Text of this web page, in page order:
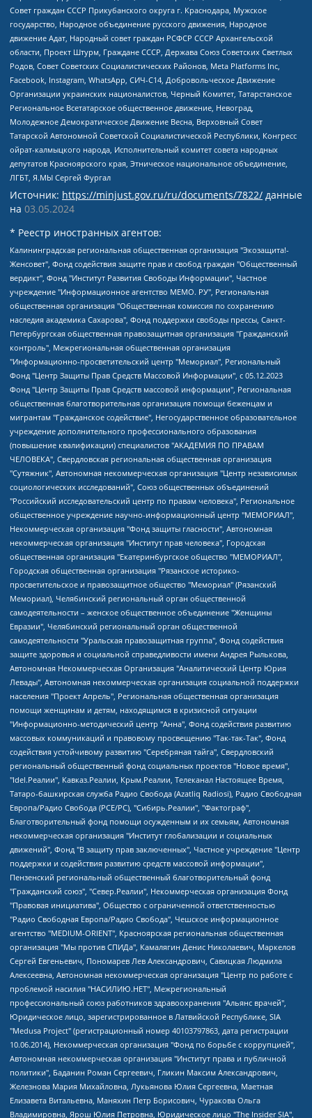
Совет граждан СССР Прикубанского округа г. Краснодара, Мужское
государство, Народное объединение русского движения, Народное
движение Адат, Народный совет граждан РСФСР СССР Архангельской
области, Проект Штурм, Граждане СССР, Держава Союз Советских Светлых
Родов, Совет Советских Социалистических Районов, Meta Platforms Inc,
Facebook, Instagram, WhatsApp, СИЧ-С14, Добровольческое Движение
Организации украинских националистов, Черный Комитет, Татарстанское
Региональное Всетатарское общественное движение, Невоград,
Молодежное Демократическое Движение Весна, Верховный Совет
Татарской Автономной Советской Социалистической Республики, Конгресс
ойрат-калмыцкого народа, Исполнительный комитет совета народных
депутатов Красноярского края, Этническое национальное объединение,
ЛГБТ, Я.МЫ Сергей Фургал
Источник: https://minjust.gov.ru/ru/documents/7822/ данные
на 03.05.2024
* Реестр иностранных агентов:
Калининградская региональная общественная организация "Экозащита!-Женсовет", Фонд содействия защите прав и свобод граждан "Общественный вердикт", Фонд "Институт Развития Свободы Информации", Частное учреждение "Информационное агентство МЕМО. РУ", Региональная общественная организация "Общественная комиссия по сохранению наследия академика Сахарова", Фонд поддержки свободы прессы, Санкт-Петербургская общественная правозащитная организация "Гражданский контроль", Межрегиональная общественная организация "Информационно-просветительский центр "Мемориал", Региональный Фонд "Центр Защиты Прав Средств Массовой Информации", с 05.12.2023 Фонд "Центр Защиты Прав Средств массовой информации", Региональная общественная благотворительная организация помощи беженцам и мигрантам "Гражданское содействие", Негосударственное образовательное учреждение дополнительного профессионального образования (повышение квалификации) специалистов "АКАДЕМИЯ ПО ПРАВАМ ЧЕЛОВЕКА", Свердловская региональная общественная организация "Сутяжник", Автономная некоммерческая организация "Центр независимых социологических исследований", Союз общественных объединений "Российский исследовательский центр по правам человека", Региональное общественное учреждение научно-информационный центр "МЕМОРИАЛ", Некоммерческая организация "Фонд защиты гласности", Автономная некоммерческая организация "Институт прав человека", Городская общественная организация "Екатеринбургское общество "МЕМОРИАЛ", Городская общественная организация "Рязанское историко-просветительское и правозащитное общество "Мемориал" (Рязанский Мемориал), Челябинский региональный орган общественной самодеятельности – женское общественное объединение "Женщины Евразии", Челябинский региональный орган общественной самодеятельности "Уральская правозащитная группа", Фонд содействия защите здоровья и социальной справедливости имени Андрея Рылькова, Автономная Некоммерческая Организация "Аналитический Центр Юрия Левады", Автономная некоммерческая организация социальной поддержки населения "Проект Апрель", Региональная общественная организация помощи женщинам и детям, находящимся в кризисной ситуации "Информационно-методический центр "Анна", Фонд содействия развитию массовых коммуникаций и правовому просвещению "Так-так-Так", Фонд содействия устойчивому развитию "Серебряная тайга", Свердловский региональный общественный фонд социальных проектов "Новое время", "Idel.Реалии", Кавказ.Реалии, Крым.Реалии, Телеканал Настоящее Время, Татаро-башкирская служба Радио Свобода (Azatliq Radiosi), Радио Свободная Европа/Радио Свобода (PCE/PC), "Сибирь.Реалии", "Фактограф", Благотворительный фонд помощи осужденным и их семьям, Автономная некоммерческая организация "Институт глобализации и социальных движений", Фонд "В защиту прав заключенных", Частное учреждение "Центр поддержки и содействия развитию средств массовой информации", Пензенский региональный общественный благотворительный фонд "Гражданский союз", "Север.Реалии", Некоммерческая организация Фонд "Правовая инициатива", Общество с ограниченной ответственностью "Радио Свободная Европа/Радио Свобода", Чешское информационное агентство "MEDIUM-ORIENT", Красноярская региональная общественная организация "Мы против СПИДа", Камалягин Денис Николаевич, Маркелов Сергей Евгеньевич, Пономарев Лев Александрович, Савицкая Людмила Алексеевна, Автономная некоммерческая организация "Центр по работе с проблемой насилия "НАСИЛИЮ.НЕТ", Межрегиональный профессиональный союз работников здравоохранения "Альянс врачей", Юридическое лицо, зарегистрированное в Латвийской Республике, SIA "Medusa Project" (регистрационный номер 40103797863, дата регистрации 10.06.2014), Некоммерческая организация "Фонд по борьбе с коррупцией", Автономная некоммерческая организация "Институт права и публичной политики", Баданин Роман Сергеевич, Гликин Максим Александрович, Железнова Мария Михайловна, Лукьянова Юлия Сергеевна, Маетная Елизавета Витальевна, Маняхин Петр Борисович, Чуракова Ольга Владимировна, Ярош Юлия Петровна, Юридическое лицо "The Insider SIA", зарегистрированное в Риге, Латвийская Республика (дата регистрации 26.06.2015), являющееся администратором доменного имени интернет-издания "The Insider SIA", https://theins.ru, Постернак Алексей Евгеньевич, Рубин Михаил Аркадьевич, Анин Роман Александрович, Юридическое лицо Istories fonds, зарегистрированное в Латвийской Республике (регистрационный номер 50008295751, дата регистрации 24.02.2020), Великовский Дмитрий Александрович, Долинина Ирина Николаевна, Мароховская Алеся Алексеевна, Шлейнов Роман Юрьевич, Шмагун Олеся Валентиновна, Общество с ограниченной ответственностью "Альтаир 2021", Общество с ограниченной ответственностью "Вега 2021", Общество с ограниченной ответственностью "Главный редактор 2021", Общество с ограниченной ответственностью "Ромашки монолит", Важенков Артем Валерьевич, Ивановская областная общественная организация "Центр гендерных исследований", Гурман Юрий Альбертович, Медиапроект "ОВД-Инфо", Егоров Владимир Владимирович, Жилинский Владимир Александрович, Общество с ограниченной ответственностью "ЗП", Иванова София Юрьевна, Карезина Инна Павловна, Кильтау Екатерина Викторовна, Петров Алексей Викторович, Пискунов Сергей Евгеньевич, Смирнов Сергей Сергеевич, Тихонов Михаил Сергеевич, Общество с ограниченной ответственностью "ЖУРНАЛИСТ-ИНОСТРАННЫЙ АГЕНТ", Арапова Галина Юрьевна, Вольтская Татьяна Анатольевна, Американская компания "Mason G.E.S. Anonymous Foundation" (США), являющаяся владельцем интернет-издания https://mnews.world/, Компания "Stichting Bellingcat", зарегистрированная в Нидерландах (дата регистрации 11.07.2018), Захаров Андрей Вячеславович, Клепиковская Екатерина Дмитриевна, Общество с ограниченной ответственностью "МЕМО", Перл Роман Александрович, Симонов Евгений Алексеевич, Соловьева Елена Анатольевна, Сотников Даниил Владимирович, Сурначева Елизавета Дмитриевна, Автономная некоммерческая организация по защите прав человека и информированию населения "Якутия – Наше Мнение", Общество с ограниченной ответственностью "Москоу диджитал медиа", с 26.01.2023 Общество с ограниченной ответственностью "Чайка Белые сады", Ветошкина Валерия Валерьевна, Заговора Максим Александрович, Межрегиональное общественное движение "Российская ЛГБТ - сеть", Оленичев Максим Владимирович, Павлов Иван Юрьевич, Скворцова Елена Сергеевна, Общество с ограниченной ответственностью "Как бы инагент", Кочетков Игорь Викторович, Общество с ограниченной ответственностью "Честные выборы", Еланчик Олег Александрович, Общество с ограниченной ответственностью "Нобелевский призыв", Гималова Регина Эмилевна, Григорьев Андрей Валерьевич, Григорьева Алина Александровна, Ассоциация по содействию защите прав призывников, альтернативнослужащих и военнослужащих "Правозащитная группа "Гражданин.Армия.Право", Хисамова Регина Фаритовна, Автономная некоммерческая организация по реализации социально-правовых программ "Лилит", Дальневосточное общественное движение "Маяк", Санкт-Петербургская ЛГБТ-инициативная группа "Выход", Инициативная группа ЛГБТ+ "Реверс", Алексеев Андрей Викторович, Бекбулатова Таисия Львовна, Беляев Иван Михайлович, Владыкина Елена Сергеевна, Гельман Марат Александрович, Никульшина Вероника Юрьевна, Толоконникова Надежда Андреевна, Шендерович Виктор Анатольевич, Общество с ограниченной ответственностью "Данное сообщение", Общество с ограниченной ответственностью Издательский дом "Новая глава", Айнбиндер Александра Александровна, Московский комьюнити-центр для ЛГБТ+инициатив, Благотворительный фонд развития филантропии, Deutsche Welle (Германия, Kurt-Schumacher-Strasse 3, 53113 Bonn), Борзунова Мария Михайловна, Воробьев Виктор Викторович, Голубева Анна Львовна, Константинова Алла Михайловна, Малкова Ирина Владимировна, Мурадов Мурад Абдулгалимович, Осетинская Елизавета Николаевна, Понасенков Евгений Николаевич, Ганапольский Матвей Юрьевич, Киселев Евгений Алексеевич, Борухович Ирина Григорьевна, Дремин Иван Тимофеевич, Дубровский Дмитрий Викторович, Красноярская региональная общественная организация поддержки и развития альтернативных образовательных технологий и межкультурных коммуникаций "ИНТЕРРА", Маяковская Екатерина Алексеевна, Фейгин Марк Захарович, Филимонов Андрей Викторович, Дзугкоева Регина Николаевна, Доброхотов Роман Александрович, Дудь Юрий Александрович, Елкин Сергей Владимирович, Кругликов Кирилл Игоревич, Сабунаева Мария Леонидовна, Семенов Алексей Владимирович, Шаинян Карен Багратович, Шульман Екатерина Михайловна, Асафьев Артур Валерьевич, Вахштайн Виктор Семенович, Венедиктов Алексей Алексеевич, Лушникова Екатерина Евгеньевна, Волков Леонид Михайлович, Невзоров Александр Глебович, Пархоменко Сергей Борисович, Сироткин Ярослав Николаевич, Кара-Мурза Владимир Владимирович, Баранова Наталья Владимировна, Гозман Леонид Яковлевич, Кагарлицкий Борис Юльевич, Климарев Михаил Валерьевич, Милов Владимир Станиславович, Автономная некоммерческая организация Краснодарский центр современного искусства "Типография", Моргенштерн Алишер Тагирович, Соболь Любовь Эдуардовна, Общество с ограниченной ответственностью "ЛИЗА НОРМ", Каспаров Гарри Кимович, Ходорковский Михаил Борисович, Общество с ограниченной ответственностью "Апрельские тезисы", Данилович Ирина Брониславовна, Кашин Олег Владимирович, Петров Николай Владимирович, Пивоваров Алексей Владимирович, Соколов Михаил Владимирович, Цветкова Юлия Владимировна, Чичваркин Евгений Александрович, Комитет против пыток/Команда против пыток, Общество с ограниченной ответственностью "Первый научный", Общество с ограниченной ответственностью "Вертолет и ко", Белоцерковская Вероника Борисовна, Кац Максим Евгеньевич, Лазарева Татьяна Юрьевна, Шаведдинов Руслан Табризович, Яшин Илья Валерьевич, Общество с ограниченной ответственностью "Иноагент ААВ", Алешковский Дмитрий Петрович, Альбац Евгения Марковна, Быков Дмитрий Львович, Галямина Юлия Евгеньевна, Лойко Сергей Леонидович, Мартынов Кирилл Константинович, Медведев Сергей Александрович, Крашенинников Федор Геннадиевич, Гордеева Катерина Вл